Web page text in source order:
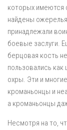
которых имеются
найдены
принадлежали
боевые заслуги.
берцовая кость
пользовались
охры. Эти и
кроманьонцы и
а кроманьонцы
Несмотря на то,